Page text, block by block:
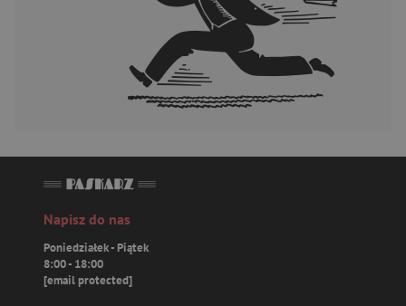
Napisz do nas
Poniedziałek - Piątek
8:00 - 18:00
[email protected]